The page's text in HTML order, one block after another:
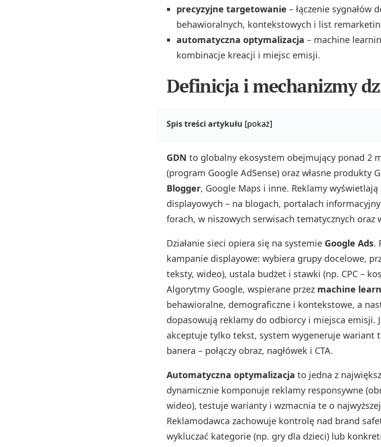
precyzyjne targetowanie – łączenie sygnałów
behawioralnych, kontekstowych i list
automatyczna optymalizacja – machine
kombinacje kreacji i miejsc emisji.
Definicja i mechanizmy
Spis treści artykułu [pokaż]
GDN to globalny ekosystem obejmujący ponad 2
(program Google AdSense) oraz własne produkty
Blogger, Google Maps i inne. Reklamy
displayowych – na blogach, portalach
forach, w niszowych serwisach tematycznych oraz
Działanie sieci opiera się na systemie Google Ads.
kampanie displayowe: wybiera grupy docelowe,
teksty, wideo), ustala budżet i stawki (np. CPC –
Algorytmy Google, wspierane przez machine
behawioralne, demograficzne i kontekstowe, a
dopasowują reklamy do odbiorcy i miejsca emisji.
akceptuje tylko tekst, system wygeneruje wariant
banera – połączy obraz, nagłówek i CTA.
Automatyczna optymalizacja to jedna z
dynamicznie komponuje reklamy responsywne
wideo), testuje warianty i wzmacnia te o
Reklamodawca zachowuje kontrolę nad brand
wykluczać kategorie (np. gry dla dzieci) lub